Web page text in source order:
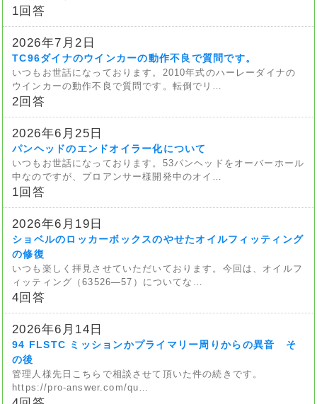
1回答
2026年7月2日
TC96ダイナのウインカーの動作不良で質問です。
いつもお世話になっております。2010年式のハーレーダイナの
ウインカーの動作不良で質問です。転倒でリ…
2回答
2026年6月25日
パンヘッドのエンドオイラー化について
いつもお世話になっております。53パンヘッドをオーバーホール
中なのですが、プロアンサー様開発中のオイ…
1回答
2026年6月19日
ショベルのロッカーボックスのやせたオイルフィッティング
の修復
いつも楽しく拝見させていただいております。今回は、オイルフ
ィッティング（63526—57）についてな…
4回答
2026年6月14日
94 FLSTC ミッションかプライマリー周りからの異音 そ
の後
管理人様先日こちらで相談させて頂いた件の続きです。
https://pro-answer.com/qu…